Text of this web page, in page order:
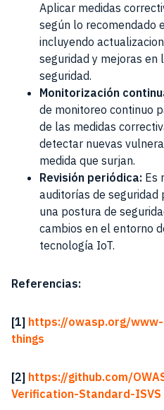
Aplicar medidas
según lo recomendado
incluyendo
seguridad y mejoras en
seguridad.
Monitorización
de monitoreo continuo
de las medidas
detectar nuevas
medida que surjan.
Revisión periódica: Es
auditorías de
una postura de
cambios en el entorno
tecnología IoT.
Referencias:
[1] https://owasp.org/
things
[2] https://github.com/
Verification-Standard-ISVS